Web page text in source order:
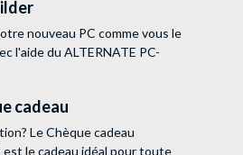
nouveau PC comme vous le
l'aide du ALTERNATE PC-
cadeau
Le Chèque cadeau
est le cadeau idéal pour toute